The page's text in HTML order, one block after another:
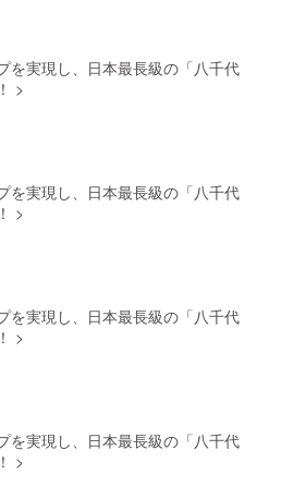
を実現し、日本最長級の「八千代
>
を実現し、日本最長級の「八千代
>
を実現し、日本最長級の「八千代
>
を実現し、日本最長級の「八千代
>